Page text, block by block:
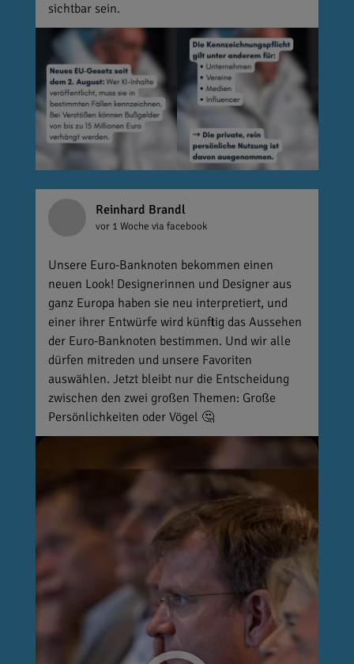
sichtbar sein.
Reinhard Brandl
vor 1 Woche via facebook
Unsere Euro-Banknoten bekommen einen
neuen Look! Designerinnen und Designer aus
ganz Europa haben sie neu interpretiert, und
einer ihrer Entwürfe wird künftig das Aussehen
der Euro-Banknoten bestimmen. Und wir alle
dürfen mitreden und unsere Favoriten
auswählen. Jetzt bleibt nur die Entscheidung
zwischen den zwei großen Themen: Große
Persönlichkeiten oder Vögel 🤔